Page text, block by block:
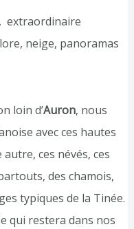
extraordinaire
neige, panoramas
loin d’Auron, nous
avec ces hautes
ces névés, ces
des chamois,
typiques de la Tinée.
qui restera dans nos